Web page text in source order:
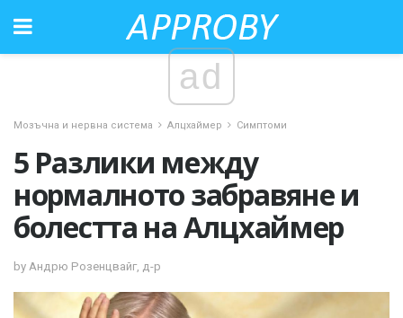
ad
Мозъчна и нервна система Алцхаймер Симптоми
5 Разлики между
нормалното забравяне и
болестта на Алцхаймер
by Андрю Розенцвайг, д-р